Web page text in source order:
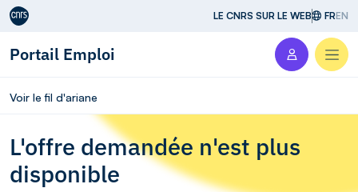
Aller au contenu LE CNRS SUR LE WEB FREN
Portail Emploi
Voir le fil d'ariane
L'offre demandée n'est plus
disponible